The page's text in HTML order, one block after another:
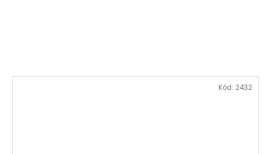
Kód: 2432